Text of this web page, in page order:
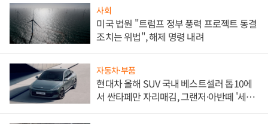
사회
미국 법원 "트럼프 정부 풍력 프로젝트 동결
조치는 위법", 해제 명령 내려
자동차·부품
현대차 올해 SUV 국내 베스트셀러 톱10에
서 싼타페만 자리매김, 그랜저·아반떼 '세단